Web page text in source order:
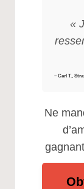
«
– Carl T.,
Ne